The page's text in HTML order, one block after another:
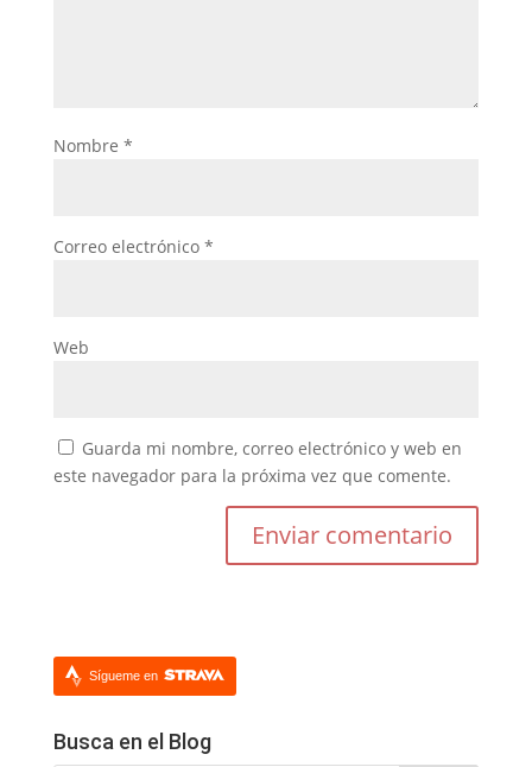
Nombre *
Correo electrónico *
Web
Guarda mi nombre, correo electrónico y web en
este navegador para la próxima vez que comente.
Sígueme en
Busca en el Blog